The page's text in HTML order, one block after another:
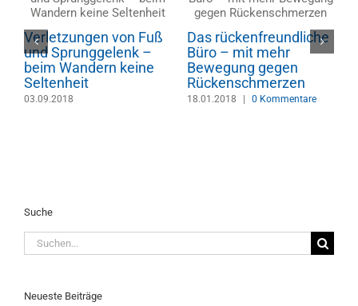
Verletzungen von Fuß
und Sprunggelenk –
beim Wandern keine
Seltenheit
03.09.2018
Das rückenfreundliche
Büro – mit mehr
Bewegung gegen
Rückenschmerzen
18.01.2018 0 Kommentare
Suche
Suche
nach:
Neueste Beiträge